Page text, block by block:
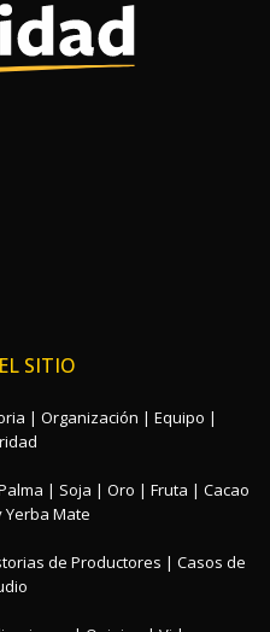
SITIO
| Organización | Equipo |
| Soja | Oro | Fruta | Cacao
Yerba Mate
de Productores | Casos de